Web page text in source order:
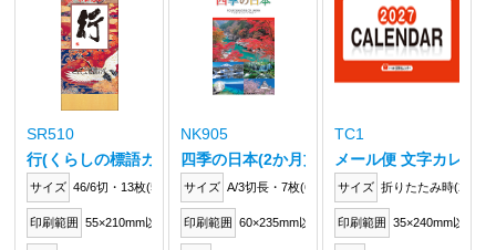
SR510
行(くらしの標語カレンダー)
サイズ 46/6切・13枚(525×254mm)
印刷範囲 55×210mm以内
NK905
四季の日本(2か月文字)
サイズ A/3切長・7枚(610×280mm)
印刷範囲 60×235mm以内
TC1
メール便 文字カレン
サイズ 折りたたみ時
印刷範囲 35×240mm以内